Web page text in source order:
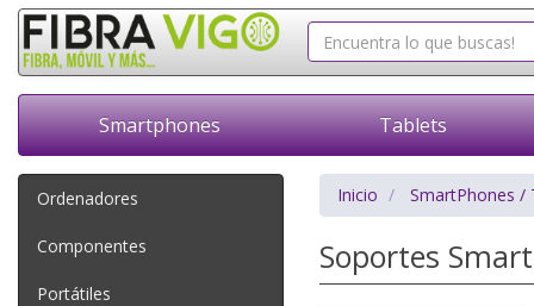
Smartphones Tablets
Ordenadores
Componentes
Portátiles
Inicio SmartPhones /
Soportes